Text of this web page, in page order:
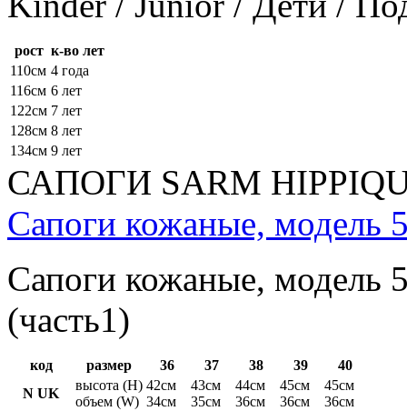
рост к-во лет
110см 4 года
116см 6 лет
122см 7 лет
128см 8 лет
134см 9 лет
САПОГИ SARM
Сапоги кожаные, модель
Сапоги кожаные, модель
(часть1)
код размер 36 37 38 39
40
N UK
высота (H)
объем (W)
42см
34см
43см
35см
44см
36см
45см
36см
45см
36см